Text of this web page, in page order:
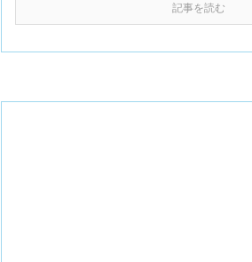
記事を読む